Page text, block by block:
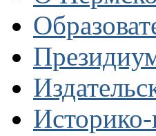
Историко-